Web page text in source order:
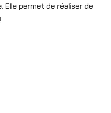
Elle permet de réaliser de